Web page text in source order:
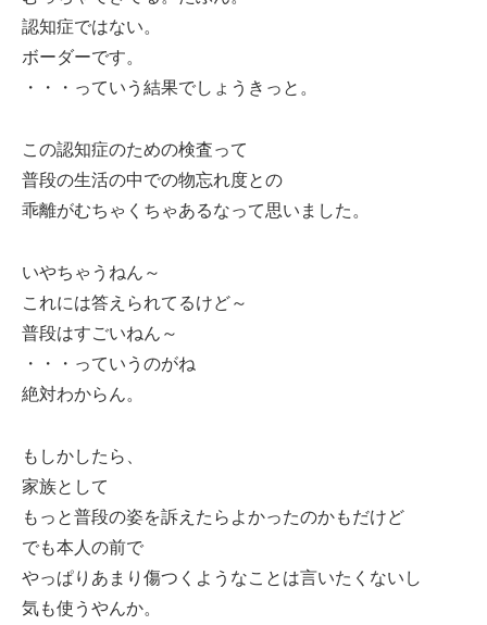
認知症ではない。
ボーダーです。
・・・っていう結果でしょうきっと。
この認知症のための検査って
普段の生活の中での物忘れ度との
乖離がむちゃくちゃあるなって思いました。
いやちゃうねん～
これには答えられてるけど～
普段はすごいねん～
・・・っていうのがね
絶対わからん。
もしかしたら、
家族として
もっと普段の姿を訴えたらよかったのかもだけど
でも本人の前で
やっぱりあまり傷つくようなことは言いたくないし
気も使うやんか。